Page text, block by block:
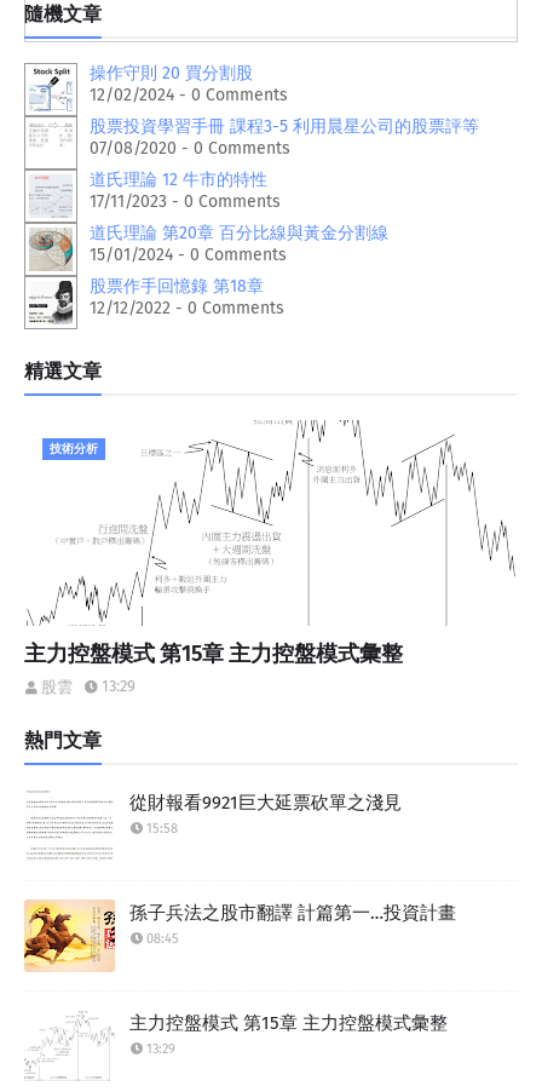
隨機文章
操作守則 20 買分割股
12/02/2024 - 0 Comments
股票投資學習手冊 課程3-5 利用晨星公司的股票評等
07/08/2020 - 0 Comments
道氏理論 12 牛市的特性
17/11/2023 - 0 Comments
道氏理論 第20章 百分比線與黃金分割線
15/01/2024 - 0 Comments
股票作手回憶錄 第18章
12/12/2022 - 0 Comments
精選文章
技術分析
主力控盤模式 第15章 主力控盤模式彙整
股雲 13:29
熱門文章
從財報看9921巨大延票砍單之淺見
15:58
孫子兵法之股市翻譯 計篇第一…投資計畫
08:45
主力控盤模式 第15章 主力控盤模式彙整
13:29